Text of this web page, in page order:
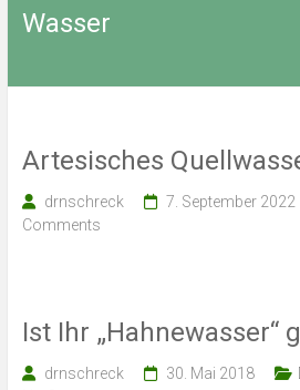
Wasser
Artesisches
drnschreck 7. September 2022
Comments
Ist Ihr „Hahnewasser“
drnschreck 30. Mai 2018